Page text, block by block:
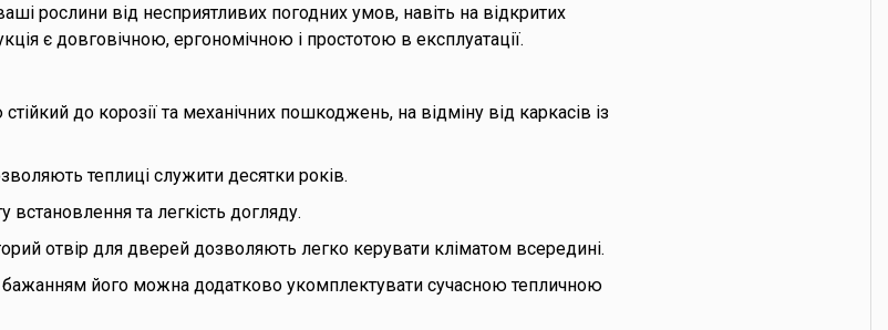
рослини від несприятливих погодних умов, навіть на відкритих
є довговічною, ергономічною і простотою в експлуатації.
до корозії та механічних пошкоджень, на відміну від каркасів із
теплиці служити десятки років.
встановлення та легкість догляду.
отвір для дверей дозволяють легко керувати кліматом всередині.
бажанням його можна додатково укомплектувати сучасною тепличною